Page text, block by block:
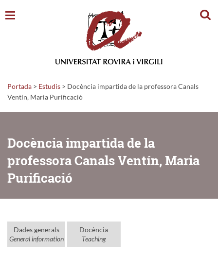
Portada > Estudis > Docència impartida de la professora Canals
Ventín, Maria Purificació
Docència impartida de la
professora Canals Ventín, Maria
Purificació
Dades generals
General information
Docència
Teaching